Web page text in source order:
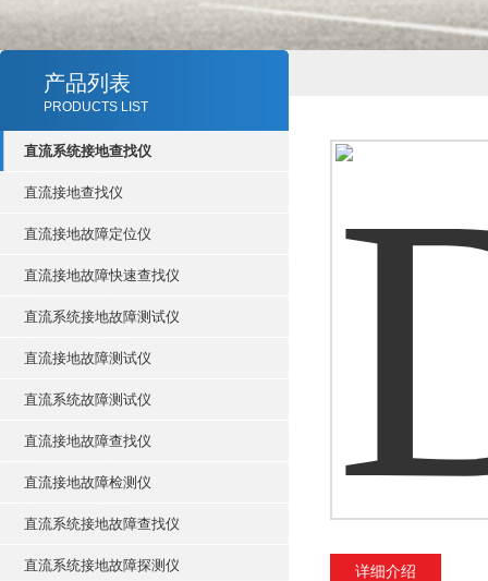
产品列表
PRODUCTS LIST
直流系统接地查找仪
直流接地查找仪
直流接地故障定位仪
直流接地故障快速查找仪
直流系统接地故障测试仪
直流接地故障测试仪
直流系统故障测试仪
直流接地故障查找仪
直流接地故障检测仪
直流系统接地故障查找仪
直流系统接地故障探测仪 详细介绍